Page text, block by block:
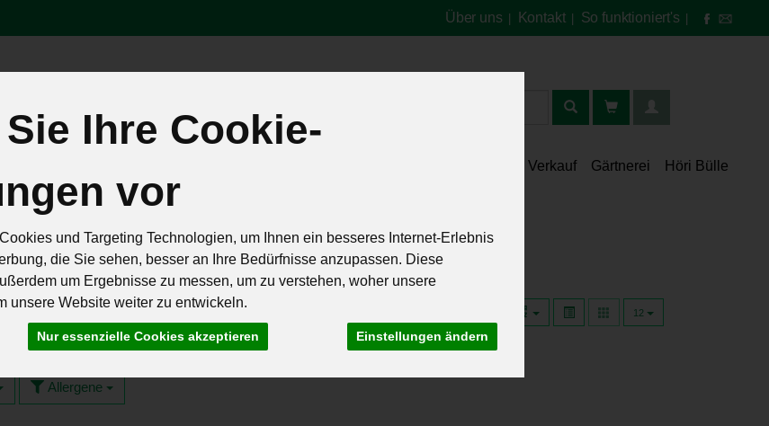
Ihre Cookie-
vor
und Targeting Technologien, um Ihnen ein besseres Internet-Erlebnis
die Sie sehen, besser an Ihre Bedürfnisse anzupassen. Diese
um Ergebnisse zu messen, um zu verstehen, woher unsere
unsere Website weiter zu entwickeln.
Nur essenzielle Cookies akzeptieren Einstellungen ändern
Über uns Kontakt| So funktioniert's
Verkauf Gärtnerei Höri Bülle
Rezepte
12
Allergene